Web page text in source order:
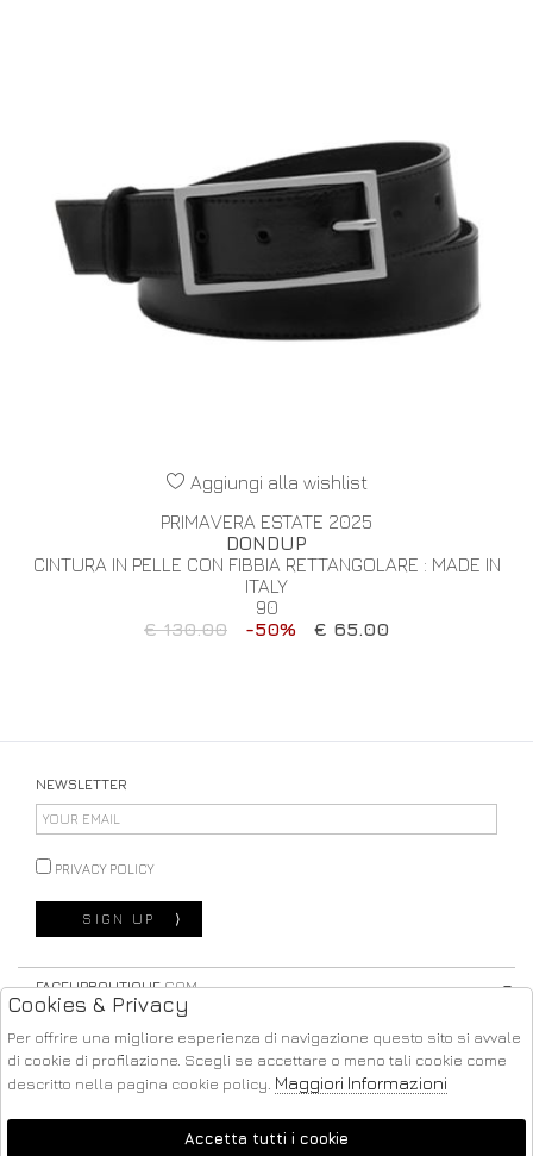
Aggiungi alla wishlist
PRIMAVERA ESTATE 2025
DONDUP
CINTURA IN PELLE CON FIBBIA RETTANGOLARE : MADE IN
ITALY
90
€ 130.00
-50% € 65.00
NEWSLETTER
PRIVACY POLICY
SIGN UP ⟩
FACEUPBOUTIQUE.COM
SHOPPING
Cookies & Privacy
Per offrire una migliore esperienza di navigazione questo sito si avvale
di cookie di profilazione. Scegli se accettare o meno tali cookie come
descritto nella pagina cookie policy. Maggiori Informazioni
Accetta tutti i cookie